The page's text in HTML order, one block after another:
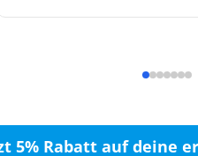
5% Rabatt auf deine